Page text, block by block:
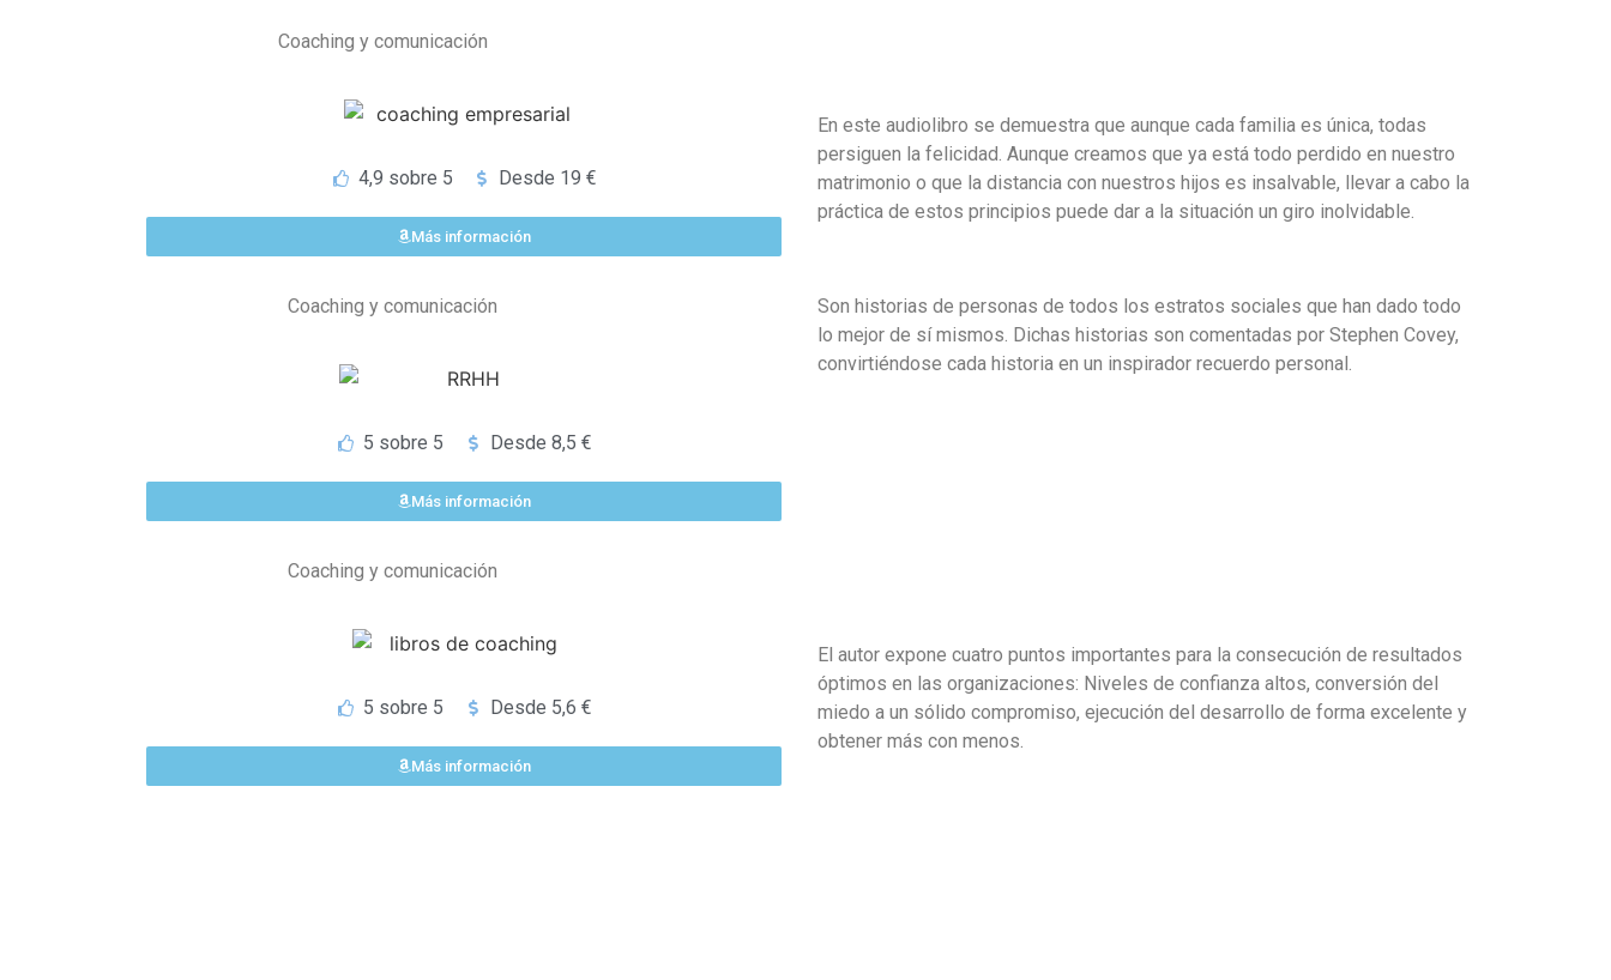
Coaching y comunicación
4,9 sobre 5 Desde 19 €
Más información
En este audiolibro se demuestra que aunque cada familia es única, todas
persiguen la felicidad. Aunque creamos que ya está todo perdido en nuestro
matrimonio o que la distancia con nuestros hijos es insalvable, llevar a cabo la
práctica de estos principios puede dar a la situación un giro inolvidable.
Coaching y comunicación
5 sobre 5 Desde 8,5 €
Más información
Son historias de personas de todos los estratos sociales que han dado todo
lo mejor de sí mismos. Dichas historias son comentadas por Stephen Covey,
convirtiéndose cada historia en un inspirador recuerdo personal.
Coaching y comunicación
5 sobre 5 Desde 5,6 €
Más información
El autor expone cuatro puntos importantes para la consecución de resultados
óptimos en las organizaciones: Niveles de confianza altos, conversión del
miedo a un sólido compromiso, ejecución del desarrollo de forma excelente y
obtener más con menos.